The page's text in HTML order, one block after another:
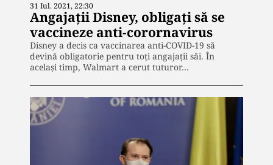
31 Iul. 2021, 22:30
Angajații Disney, obligați să se
vaccineze anti-corornavirus
Disney a decis ca vaccinarea anti-COVID-19 să
devină obligatorie pentru toţi angajaţii săi. În
același timp, Walmart a cerut tuturor…